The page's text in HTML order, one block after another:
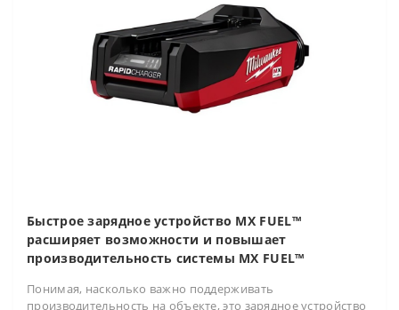
Быстрое зарядное устройство MX FUEL™
расширяет возможности и повышает
производительность системы MX FUEL™
Понимая, насколько важно поддерживать
производительность на объекте, это зарядное устройство